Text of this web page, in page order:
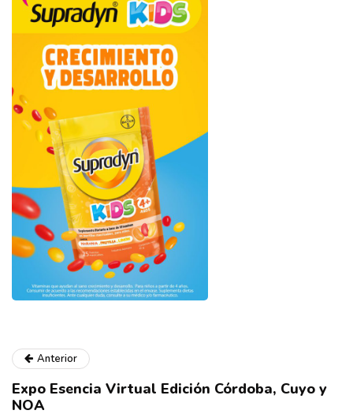
Anterior
Expo Esencia Virtual Edición Córdoba, Cuyo y
NOA